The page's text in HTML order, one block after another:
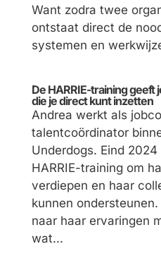
Want zodra twee
ontstaat direct de
systemen en
De HARRIE-training
die je direct kunt inzetten
Andrea werkt als
talentcoördinator
Underdogs. Eind
HARRIE-training om
verdiepen en haar
kunnen
naar haar ervaringen
wat...